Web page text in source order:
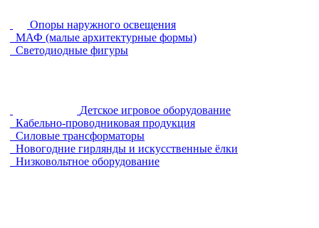
Опоры наружного освещения
МАФ (малые архитектурные формы)
Светодиодные фигуры
Детское игровое оборудование
Кабельно-проводниковая продукция
Силовые трансформаторы
Новогодние гирлянды и искусственные ёлки
Низковольтное оборудование